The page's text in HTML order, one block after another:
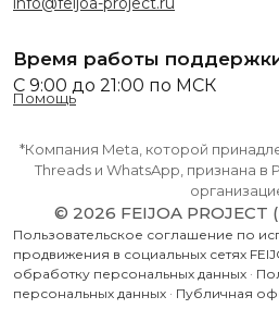
Время работы
С 9:00 до 21:00 по МСК
Помощь
*Компания Meta, которой
Threads и WhatsApp, признана в
© 2026 FEIJOA
Пользовательское соглашение по
продвижения в социальных сетях
обработку персональных данных ·
персональных данных · Публичная